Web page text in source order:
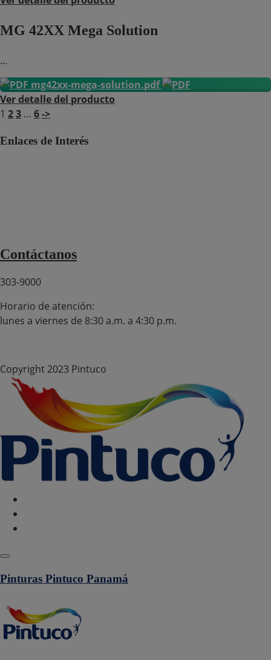
MG 42XX Mega Solution
...
mg42xx-mega-solution.pdf
Ver detalle del producto
1 23 … 6->
Enlaces de Interés
Contáctanos
303-9000
Horario de atención:
lunes a viernes de 8:30 a.m. a 4:30 p.m.
Copyright 2023 Pintuco
Pinturas Pintuco Panamá